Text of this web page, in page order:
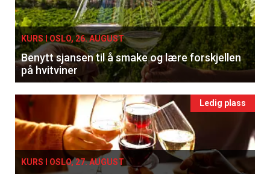
KURS I OSLO, 26. AUGUST
Benytt sjansen til å smake og lære forskjellen
på hvitviner
Ledig plass
KURS I OSLO, 27. AUGUST